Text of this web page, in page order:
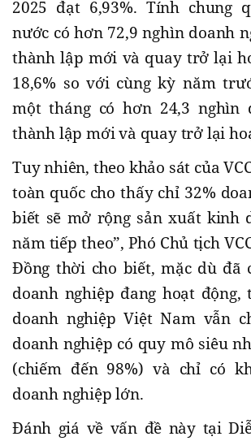
2025 đạt 6,93%. Tính chung
nước có hơn 72,9 nghìn doanh
thành lập mới và quay trở lại
18,6% so với cùng kỳ năm
một tháng có hơn 24,3 nghìn
thành lập mới và quay trở lại
Tuy nhiên, theo khảo sát của
toàn quốc cho thấy chỉ 32%
biết sẽ mở rộng sản xuất kinh
năm tiếp theo”, Phó Chủ tịch
Đồng thời cho biết, mặc dù đã
doanh nghiệp đang hoạt động,
doanh nghiệp Việt Nam vẫn
doanh nghiệp có quy mô siêu
(chiếm đến 98%) và chỉ có
doanh nghiệp lớn.
Đánh giá về vấn đề này tại